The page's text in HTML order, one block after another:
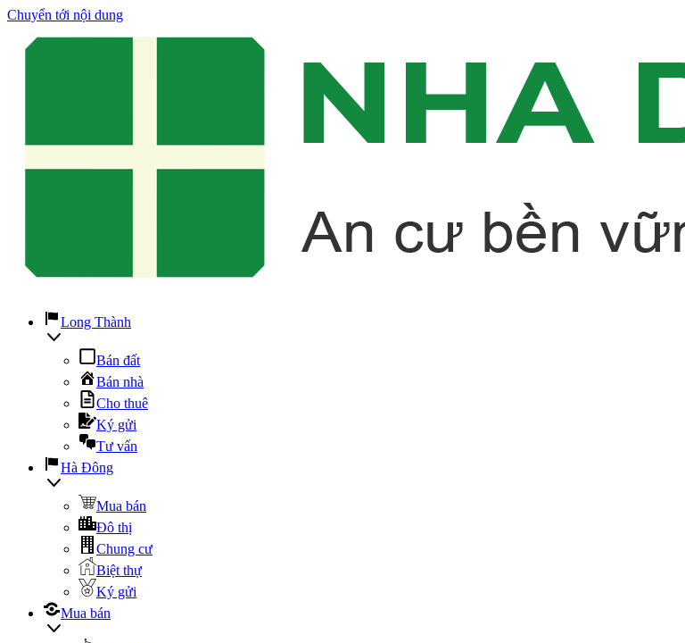
Chuyển tới nội dung
Long Thành
Bán đất
Bán nhà
Cho thuê
Ký gửi
Tư vấn
Hà Đông
Mua bán
Đô thị
Chung cư
Biệt thự
Ký gửi
Mua bán